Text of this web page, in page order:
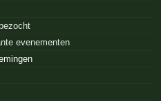
evenementen